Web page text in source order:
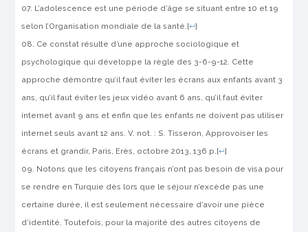
L’adolescence est une période d’âge se situant entre 10 et 19
selon l’Organisation mondiale de la santé.[↩]
Ce constat résulte d’une approche sociologique et
psychologique qui développe la règle des 3-6-9-12. Cette
approche démontre qu’il faut éviter les écrans aux enfants avant 3
ans, qu’il faut éviter les jeux vidéo avant 6 ans, qu’il faut éviter
internet avant 9 ans et enfin que les enfants ne doivent pas utiliser
internet seuls avant 12 ans. V. not. : S. Tisseron, Approvoiser les
écrans et grandir, Paris, Erès, octobre 2013, 136 p.[↩]
Notons que les citoyens français n’ont pas besoin de visa pour
se rendre en Turquie dès lors que le séjour n’excède pas une
certaine durée, il est seulement nécessaire d’avoir une pièce
d’identité. Toutefois, pour la majorité des autres citoyens de